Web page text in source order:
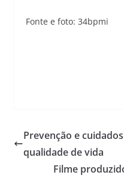
Fonte e foto: 34bpmi
Prevenção e
qualidade de vida
Filme